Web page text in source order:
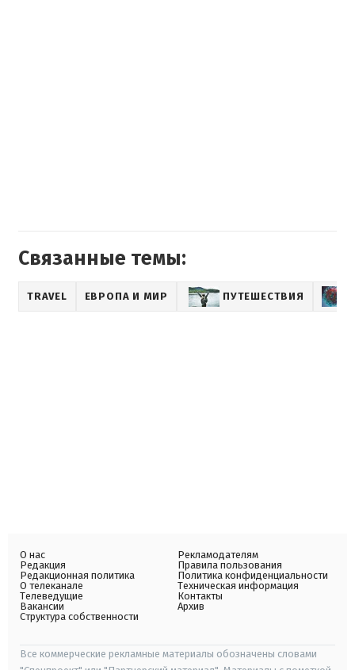
Связанные темы:
TRAVEL ЕВРОПА И МИР ПУТЕШЕСТВИЯ
О нас
Редакция
Редакционная политика
О телеканале
Телеведущие
Вакансии
Структура собственности
Рекламодателям
Правила пользования
Политика конфиденциальности
Техническая информация
Контакты
Архив
Все коммерческие рекламные материалы обозначены словами